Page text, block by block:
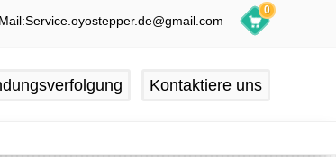
0
Kontaktiere uns